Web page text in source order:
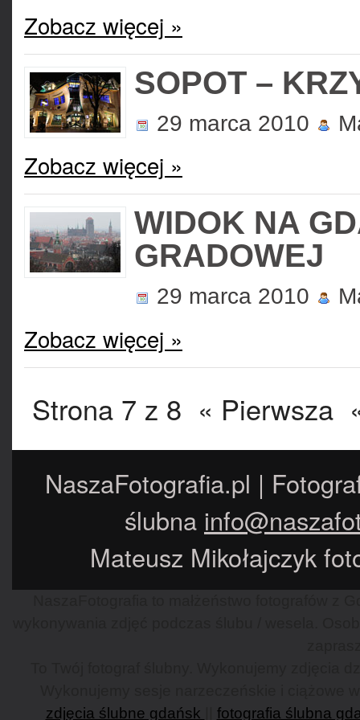
Zobacz więcej »
SOPOT –
29 marca 2010
Zobacz więcej »
WIDOK NA
GRADOWEJ
29 marca 2010
Zobacz więcej »
Strona 7 z 8 « Pierwsza
NaszaFotografia.pl |
ślubna
Mateusz Mikołajczyk
zdjęcia ślubne gdańsk
fotografia ślubna